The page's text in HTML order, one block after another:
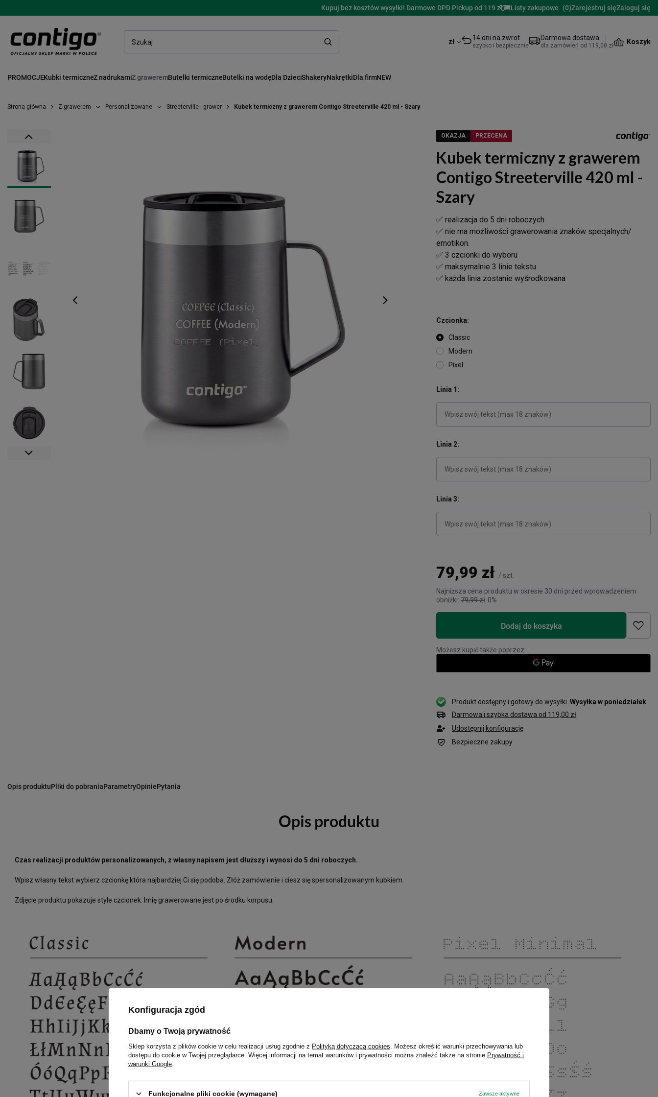
Kupuj bez kosztów wysyłki! Darmowe DPD Pickup od 119 zł 🚚Listy zakupowe (0)Zarejestruj sięZaloguj się
zł 14 dni na zwrot
szybko i bezpiecznie
Darmowa dostawa
dla zamówień od 119,00 zł
Koszyk
PROMOCJEKubki termiczneZ nadrukamiZ graweremButelki termiczneButelki na wodęDla DzieciShakeryNakrętkiDla firmNEW
Strona główna Z grawerem Personalizowane Streeterville - grawer Kubek termiczny z grawerem Contigo Streeterville 420 ml - Szary
OKAZJA PRZECENA
Kubek termiczny z grawerem
Contigo Streeterville 420 ml -
Szary
✅ realizacja do 5 dni roboczych
✅ nie ma możliwości grawerowania znaków specjalnych/
emotikon.
✅ 3 czcionki do wyboru
✅ maksymalnie 3 linie tekstu
✅ każda linia zostanie wyśrodkowana
Czcionka
Classic
Modern
Pixel
Linia 1
Linia 2
Linia 3
79,99 zł /szt.
Najniższa cena produktu w okresie 30 dni przed wprowadzeniem
obniżki:79,99 zł 0%
Dodaj do koszyka
Możesz kupić także poprzez:
Produkt dostępny i gotowy do wysyłki Wysyłkaw poniedziałek
Darmowa i szybka dostawa od 119,00 zł
Udostępnij konfigurację
Bezpieczne zakupy
Opis produktuPliki do pobraniaParametryOpiniePytania
Opis produktu
Czas realizacji produktów personalizowanych, z własny napisem jest dłuższy i wynosi do 5 dni roboczych.
Wpisz własny tekst wybierz czcionkę która najbardziej Ci się podoba. Złóż zamówienie i ciesz się spersonalizowanym kubkiem.
Zdjęcie produktu pokazuje style czcionek. Imię grawerowane jest po środku korpusu.
Konfiguracja zgód
Dbamy o Twoją prywatność
Sklep korzysta z plików cookie w celu realizacji usług zgodnie z Polityką dotyczącą cookies . Możesz określić warunki przechowywania lub
dostępu do cookie w Twojej przeglądarce. Więcej informacji na temat warunków i prywatności można znaleźć także na stronie Prywatność i
warunki Google
Funkcjonalne pliki cookie (wymagane) Zawsze aktywne